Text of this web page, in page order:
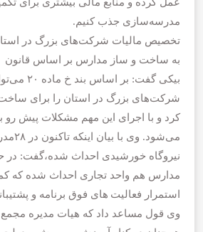
مدرسه‌سازی جذب کنیم.
تخصیص مالیات شرکت‌های بزرگ در
به ساخت و ساز مدارس بر اساس قانون
بیکی گفت: بر
شرکت‌های بزرگ در استان را برای
کرد و با اجرای این مهم مشکلات پیش رو
می‌شود.
نیروگاه خورشیدی احداث شده،گفت: در
مدارس هم واحد تجاری احداث شده که
استمرار فعالیت های فوق برنامه و
وی قول مساعد داد که هیات مدیره مجمع